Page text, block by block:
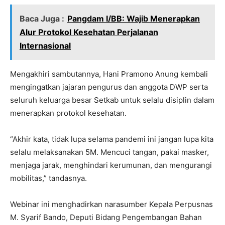
Baca Juga : Pangdam I/BB: Wajib Menerapkan
Alur Protokol Kesehatan Perjalanan
Internasional
Mengakhiri sambutannya, Hani Pramono Anung kembali
mengingatkan jajaran pengurus dan anggota DWP serta
seluruh keluarga besar Setkab untuk selalu disiplin dalam
menerapkan protokol kesehatan.
“Akhir kata, tidak lupa selama pandemi ini jangan lupa kita
selalu melaksanakan 5M. Mencuci tangan, pakai masker,
menjaga jarak, menghindari kerumunan, dan mengurangi
mobilitas,” tandasnya.
Webinar ini menghadirkan narasumber Kepala Perpusnas
M. Syarif Bando, Deputi Bidang Pengembangan Bahan